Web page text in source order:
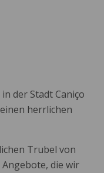
der Stadt Caniço
herrlichen
Trubel von
die wir